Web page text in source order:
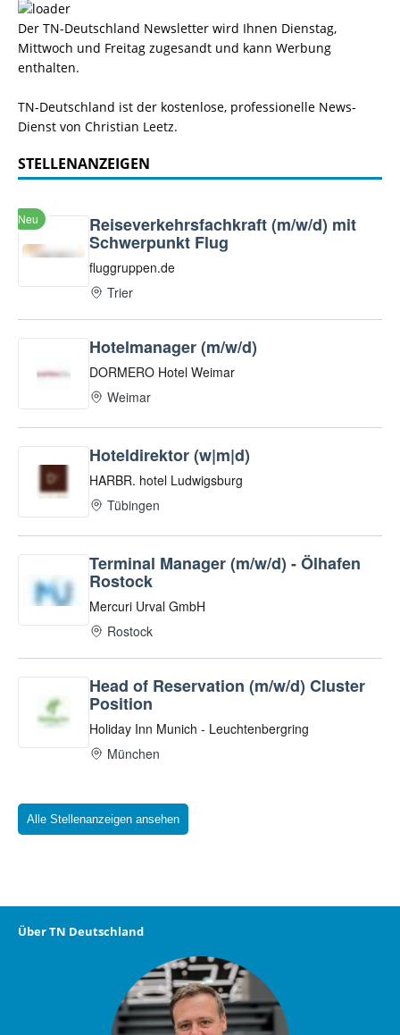
Der TN-Deutschland Newsletter wird Ihnen Dienstag,
Mittwoch und Freitag zugesandt und kann Werbung
enthalten.
TN-Deutschland ist der kostenlose, professionelle News-
Dienst von Christian Leetz.
STELLENANZEIGEN
Alle Stellenanzeigen ansehen
Über TN Deutschland